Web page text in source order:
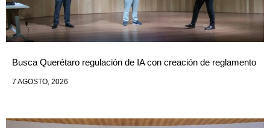
Busca Querétaro regulación de IA con creación de reglamento
7 AGOSTO, 2026